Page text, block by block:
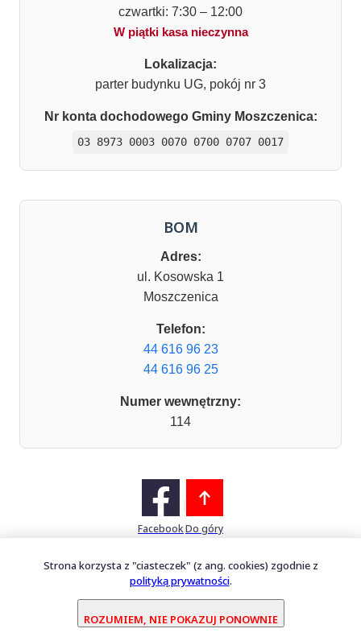
czwartki: 7:30 – 12:00
W piątki kasa nieczynna
Lokalizacja:
parter budynku UG, pokój nr 3
Nr konta dochodowego Gminy Moszczenica:
03 8973 0003 0070 0700 0707 0017
BOM
Adres:
ul. Kosowska 1
Moszczenica
Telefon:
44 616 96 23
44 616 96 25
Numer wewnętrzny:
114
FacebookDo góry
Strona korzysta z "ciasteczek" (z ang. cookies) zgodnie z
polityką prywatności.
ROZUMIEM, NIE POKAZUJ PONOWNIE